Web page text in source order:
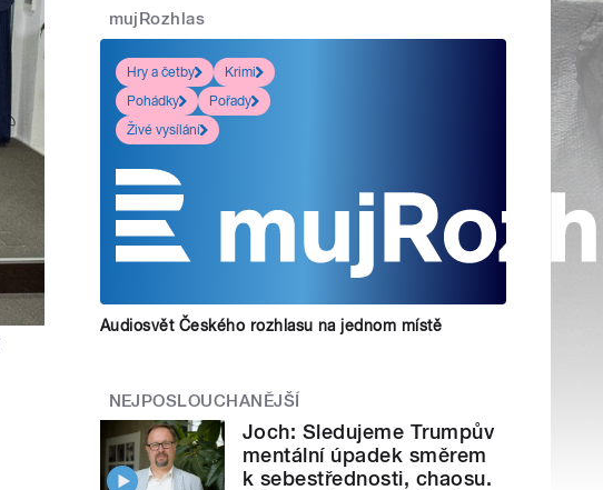
mujRozhlas
Hry a četby
Krimi
Pohádky
Pořady
Živé vysílání
Audiosvět Českého rozhlasu na jednom místě
NEJPOSLOUCHANĚJŠÍ
Joch: Sledujeme Trumpův
mentální úpadek směrem
k sebestřednosti, chaosu.